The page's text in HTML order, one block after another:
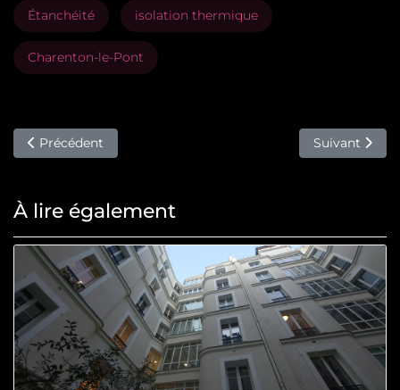
Étanchéité isolation thermique
Charenton-le-Pont
Article précédent : Travaux De Ravalement Saint-Germain-
Précédent Article
Suivant
À lire également